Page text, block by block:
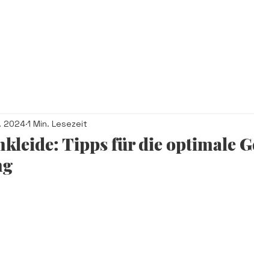
Tipps für die optimale
20241 Min. Lesezeit